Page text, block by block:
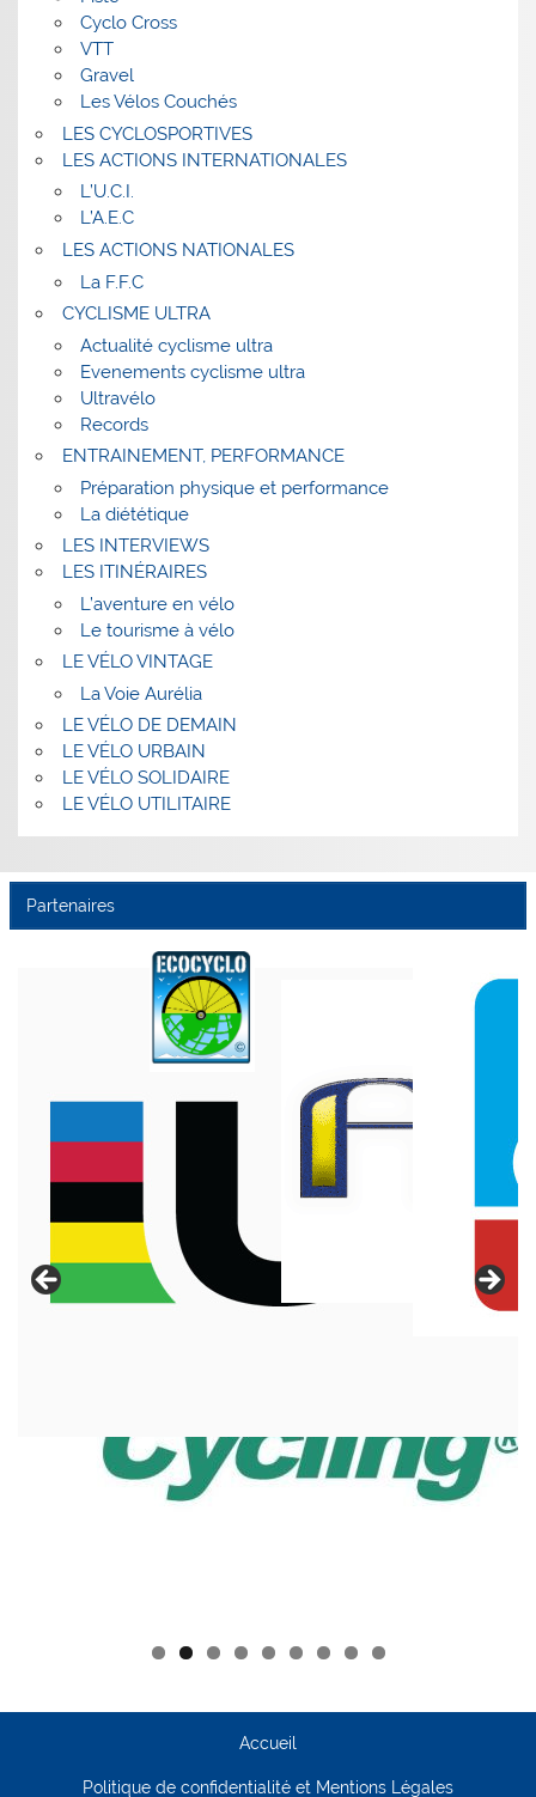
Cyclo Cross
VTT
Gravel
Les Vélos Couchés
LES CYCLOSPORTIVES
LES ACTIONS INTERNATIONALES
L’U.C.I.
L’A.E.C
LES ACTIONS NATIONALES
La F.F.C
CYCLISME ULTRA
Actualité cyclisme ultra
Evenements cyclisme ultra
Ultravélo
Records
ENTRAINEMENT, PERFORMANCE
Préparation physique et performance
La diététique
LES INTERVIEWS
LES ITINÉRAIRES
L’aventure en vélo
Le tourisme à vélo
LE VÉLO VINTAGE
La Voie Aurélia
LE VÉLO DE DEMAIN
LE VÉLO URBAIN
LE VÉLO SOLIDAIRE
LE VÉLO UTILITAIRE
Partenaires
Accueil
Politique de confidentialité et Mentions Légales